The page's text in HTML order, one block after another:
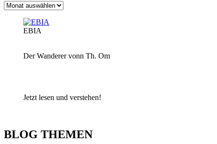
Archiv
EBIA
Der Wanderer vonn Th. Om
Jetzt lesen und verstehen!
BLOG THEMEN